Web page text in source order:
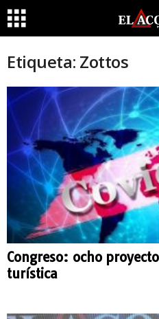
Etiqueta: Zottos
Congreso: ocho
turística